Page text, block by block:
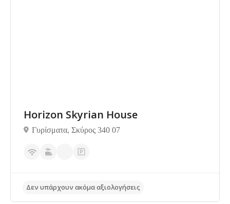
Horizon Skyrian House
Γυρίσματα, Σκύρος 340 07